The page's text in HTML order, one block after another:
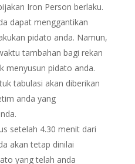
Iron Person berlaku.
dapat menggantikan
pidato anda. Namun,
tambahan bagi rekan
menyusun pidato anda.
tabulasi akan diberikan
anda yang
setelah 4.30 menit dari
akan tetap dinilai
yang telah anda